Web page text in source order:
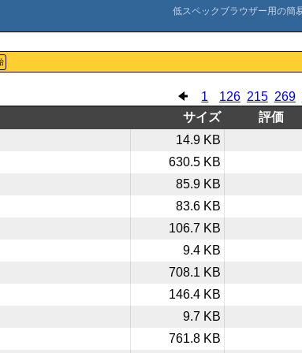
1 126 215 269
サイズ 評価
14.9 KB
630.5 KB
85.9 KB
83.6 KB
106.7 KB
9.4 KB
708.1 KB
146.4 KB
9.7 KB
761.8 KB